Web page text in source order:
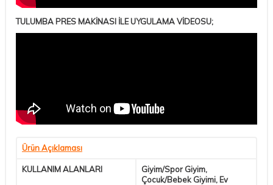
TULUMBA PRES MAKİNASI İLE UYGULAMA VİDEOSU;
Ürün Açıklaması
KULLANIM ALANLARI
Giyim/Spor Giyim,
Çocuk/Bebek Giyimi, Ev